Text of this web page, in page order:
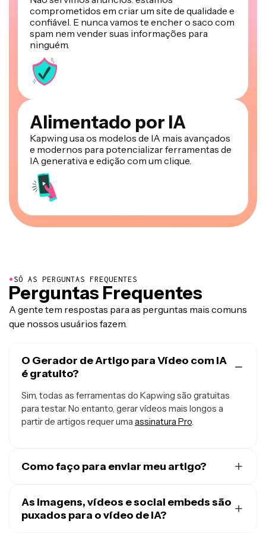
comprometidos em criar um site de qualidade e
confiável. E nunca vamos te encher o saco com
spam nem vender suas informações para
ninguém.
Alimentado por IA
Kapwing usa os modelos de IA mais avançados
e modernos para potencializar ferramentas de
IA generativa e edição com um clique.
●SÓ AS PERGUNTAS FREQUENTES
Perguntas Frequentes
A gente tem respostas para as perguntas mais comuns
que nossos usuários fazem.
O Gerador de Artigo para Vídeo com IA
é gratuito?
Sim, todas as ferramentas do Kapwing são gratuitas
para testar. No entanto, gerar vídeos mais longos a
partir de artigos requer uma assinatura Pro
Como faço para enviar meu artigo?
Você pode fazer isso a partir de qualquer CMS de blog
usando uma opção de exportação ou imprimir para PDF,
As imagens, vídeos e social embeds são
puxados para o vídeo de IA?